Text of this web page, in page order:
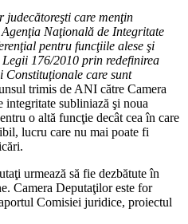
judecătoreşti care menţin
Naţională de Integritate
pentru funcţiile alese şi
176/2010 prin redefinirea
care sunt
trimis de ANI către Camera
subliniază şi noua
o altă funcţie decât cea în care
lucru care nu mai poate fi
urmează să fie dezbătute în
Camera Deputaţilor este for
Comisiei juridice, proiectul